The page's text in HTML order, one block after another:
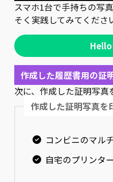
スマホ1台で手持ちの写
そく実践してみてくださ
作成した履歴書用の証
次に、作成した証明写
作成した証明写真を
コンビニのマル
自宅のプリンタ